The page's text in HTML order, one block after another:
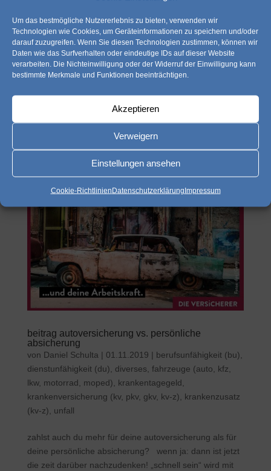
Um das bestmögliche Nutzererlebnis zu bieten, verwenden wir
Technologien wie Cookies, um Geräteinformationen zu speichern und/oder
darauf zuzugreifen. Wenn Sie diesen Technologien zustimmen, können wir
Daten wie das Surfverhalten oder eindeutige IDs auf dieser Website
verarbeiten. Die Nichteinwilligung oder der Widerruf der Einwilligung kann
bestimmte Merkmale und Funktionen beeinträchtigen.
Akzeptieren
Verweigern
Einstellungen ansehen
Cookie-RichtlinienDatenschutzerklärungImpressum
wenn in der folge ein suchtrupp mit hundestaffel und gar
der hubschrauber...
beitrag autoversicherung vs. persönliche
absicherung
von Daniel Schulta | 01.11.2019 | berufsunfähigkeit (bu)
dienstunfähigkeit (du)
diverses fahrzeuge (auto, kfz,
lkw, motorrad, moped)
krankentagegeld
krankenversicherung (kv, pkv, gkv, kv-z)
krankenzusatz
(kv-z)
unfall
zahlst auch du mehr für deine autoversicherung als für
deine persönliche absicherung? wenn ja: dann ist jetzt
die zeit darüber nachzudenken! „schnell sein“ wird mit